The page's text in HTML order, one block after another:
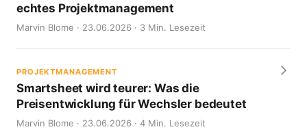
echtes Projektmanagement
Marvin Blome · 23.06.2026 · 3 Min. Lesezeit
PROJEKTMANAGEMENT
Smartsheet wird teurer: Was die
Preisentwicklung für Wechsler bedeutet
Marvin Blome · 23.06.2026 · 4 Min. Lesezeit